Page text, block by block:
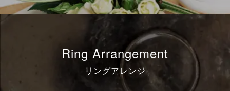
Ring Arrangement
リングアレンジ